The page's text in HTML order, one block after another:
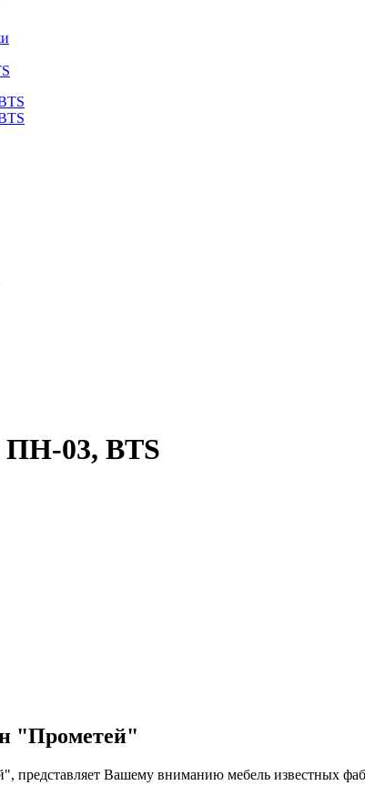
03, BTS
"Прометей"
представляет Вашему вниманию мебель известных